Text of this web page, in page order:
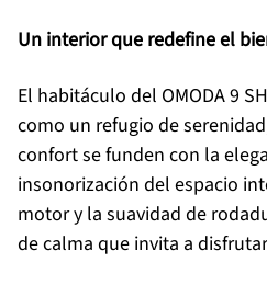
Un interior que redefine el
El habitáculo del OMODA 9
como un refugio de
confort se funden con la
insonorización del espacio
motor y la suavidad de
de calma que invita a